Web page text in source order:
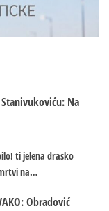
Na
ti jelena drasko
na…
Obradović